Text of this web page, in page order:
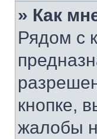
» Как
Рядом с
кнопке,
жалобы